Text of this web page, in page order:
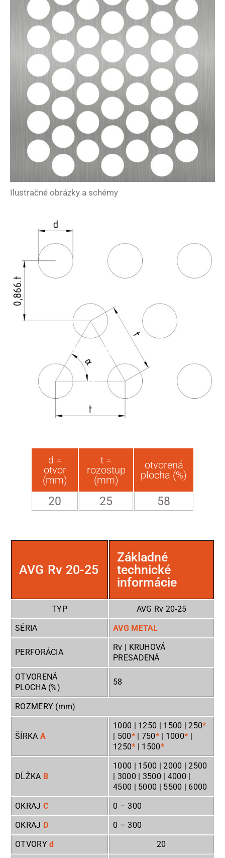
Ilustračné obrázky a schémy
d =
otvor
(mm)
t =
rozostup
(mm)
otvorená
plocha (%)
20 25 58
AVG Rv 20-25
Základné
technické
informácie
TYP
AVG Rv 20-25
SÉRIA
AVG METAL
PERFORÁCIA
Rv | KRUHOVÁ
PRESADENÁ
OTVORENÁ
PLOCHA (%)
58
ROZMERY (mm)
ŠÍRKA A
1000 | 1250 | 1500 | 250*
| 500* | 750*| 1000*
1250* | 1500*
DĹŽKA B
1000 | 1500 | 2000 | 2500
| 3000 | 3500 | 4000 |
4500 | 5000 | 5500 | 6000
OKRAJ C 0 – 300
OKRAJ D 0 – 300
OTVORYd
20